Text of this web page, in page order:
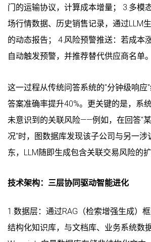
门的运输协议，计算成本增量； 3.多模
场行情数据、历史销售记录，通过LLM
的动态报告； 4.风险预警推送：若成本
自动触发预警，并推荐替代供应商名单。
这一过程从传统问答系统的"分钟级响应
答案准确率提升40%。更关键的是，系
未意识到的关联风险——例如，在回答"
况"时，图数据库发现该子公司与另一涉
东，LLM随即生成包含关联交易风险的扩
技术架构：三层协同驱动智能进化
1.数据层：通过RAG（检索增强生成）
结构化知识库，与文档库、业务系统数